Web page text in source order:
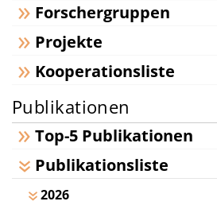
Forschergruppen
Projekte
Kooperationsliste
Publikationen
Top-5 Publikationen
Publikationsliste
2026